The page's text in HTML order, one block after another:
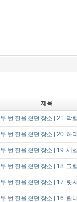
제목
번 진을 쳤던 장소 [ 21. 막
번 진을 쳤던 장소 [ 20. 하
번 진을 쳤던 장소 [ 19. 세
번 진을 쳤던 장소 [ 18. 그
번 진을 쳤던 장소 [ 17. 릿
번 진을 쳤던 장소 [ 16. 립